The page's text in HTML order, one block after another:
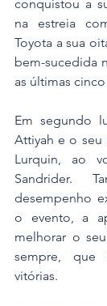
conquistou a
na estreia
Toyota a sua
bem-sucedida
as últimas
Em segundo
Attiyah e o seu
Lurquin, ao
Sandrider.
desempenho
o evento, a
melhorar o
sempre, que
vitórias.